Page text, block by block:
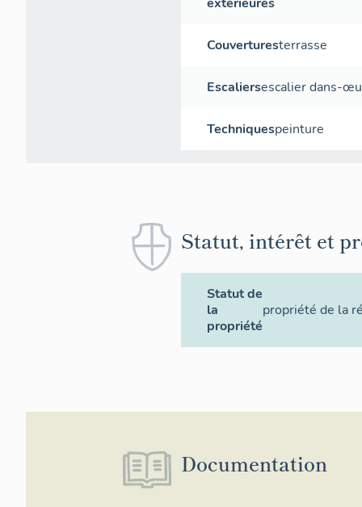
Couverturesterrasse
Escaliersescalier dans-
Techniquespeinture
Statut, intérêt et
Statut de
la
propriété
propriété de la
Documentation